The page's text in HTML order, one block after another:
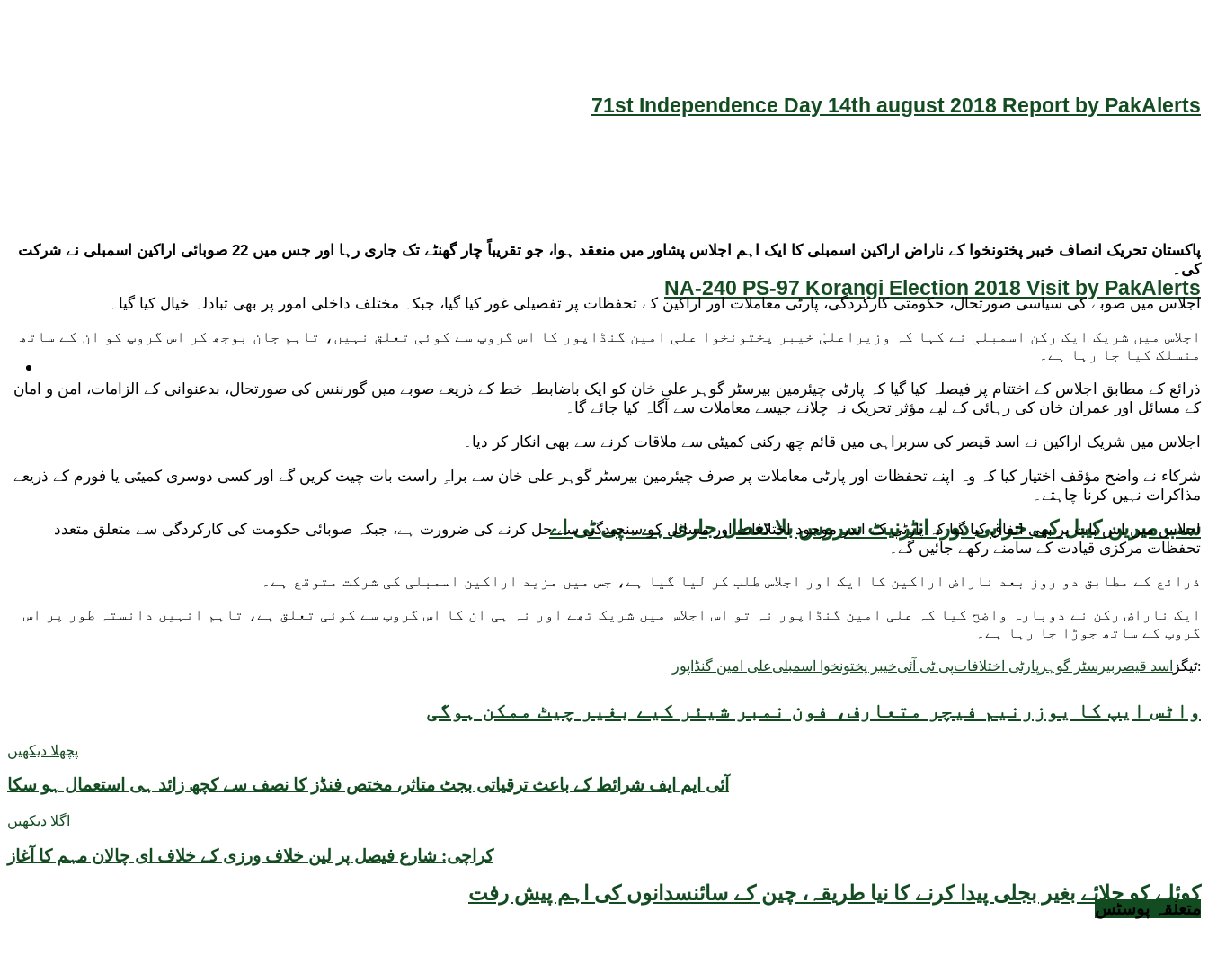
71st Independence Day 14th august 2018 Report by PakAlerts
NA-240 PS-97 Korangi Election 2018 Visit by PakAlerts
سب میرین کیبل کی خرابی دور، انٹرنیٹ سروس بلا تعطل جاری ہے۔ پی ٹی اے
واٹس ایپ کا یوزرنیم فیچر متعارف، فون نمبر شیئر کیے بغیر چیٹ ممکن ہوگی
کوئلے کو جلائے بغیر بجلی پیدا کرنے کا نیا طریقہ، چین کے سائنسدانوں کی اہم پیش رفت
پاکستان تحریک انصاف خیبر پختونخوا کے ناراض اراکین اسمبلی کا ایک اہم اجلاس پشاور میں منعقد ہوا، جو تقریباً چار گھنٹے تک جاری رہا اور جس میں 22 صوبائی اراکین اسمبلی نے شرکت
کی۔
اجلاس میں صوبے کی سیاسی صورتحال، حکومتی کارکردگی، پارٹی معاملات اور اراکین کے تحفظات پر تفصیلی غور کیا گیا، جبکہ مختلف داخلی امور پر بھی تبادلہ خیال کیا گیا۔
اجلاس میں شریک ایک رکن اسمبلی نے کہا کہ وزیراعلیٰ خیبر پختونخوا علی امین گنڈاپور کا اس گروپ سے کوئی تعلق نہیں، تاہم جان بوجھ کر اس گروپ کو ان کے ساتھ
منسلک کیا جا رہا ہے۔
ذرائع کے مطابق اجلاس کے اختتام پر فیصلہ کیا گیا کہ پارٹی چیئرمین بیرسٹر گوہر علی خان کو ایک باضابطہ خط کے ذریعے صوبے میں گورننس کی صورتحال، بدعنوانی کے الزامات، امن و امان
کے مسائل اور عمران خان کی رہائی کے لیے مؤثر تحریک نہ چلانے جیسے معاملات سے آگاہ کیا جائے گا۔
اجلاس میں شریک اراکین نے اسد قیصر کی سربراہی میں قائم چھ رکنی کمیٹی سے ملاقات کرنے سے بھی انکار کر دیا۔
شرکاء نے واضح مؤقف اختیار کیا کہ وہ اپنے تحفظات اور پارٹی معاملات پر صرف چیئرمین بیرسٹر گوہر علی خان سے براہِ راست بات چیت کریں گے اور کسی دوسری کمیٹی یا فورم کے ذریعے
مذاکرات نہیں کرنا چاہتے۔
اجلاس میں اس بات پر بھی اتفاق کیا گیا کہ پارٹی کے اندر موجود اختلافات اور مسائل کو سنجیدگی سے حل کرنے کی ضرورت ہے، جبکہ صوبائی حکومت کی کارکردگی سے متعلق متعدد
تحفظات مرکزی قیادت کے سامنے رکھے جائیں گے۔
ذرائع کے مطابق دو روز بعد ناراض اراکین کا ایک اور اجلاس طلب کر لیا گیا ہے، جس میں مزید اراکین اسمبلی کی شرکت متوقع ہے۔
ایک ناراض رکن نے دوبارہ واضح کیا کہ علی امین گنڈاپور نہ تو اس اجلاس میں شریک تھے اور نہ ہی ان کا اس گروپ سے کوئی تعلق ہے، تاہم انہیں دانستہ طور پر اس
گروپ کے ساتھ جوڑا جا رہا ہے۔
ٹیگز: اسد قیصر بیرسٹر گوہر پارٹی اختلافاتپی ٹی آئیخیبر پختونخوا اسمبلیعلی امین گنڈاپور
پچھلا دیکھیں
آئی ایم ایف شرائط کے باعث ترقیاتی بجٹ متاثر، مختص فنڈز کا نصف سے کچھ زائد ہی استعمال ہو سکا
اگلا دیکھیں
کراچی: شارع فیصل پر لین خلاف ورزی کے خلاف ای چالان مہم کا آغاز
متعلقہ پوسٹس